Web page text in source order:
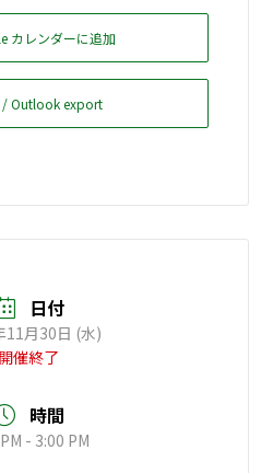
Language▼
カレンダーに追加
/ Outlook export
日付
11月30日 (水)
開催終了
時間
- 3:00 PM